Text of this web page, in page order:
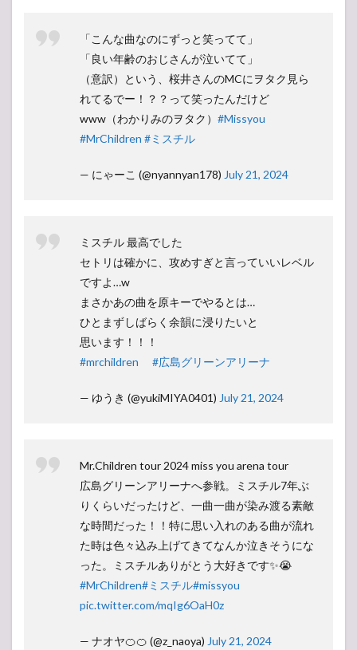
「こんな曲なのにずっと笑ってて」
「良い年齢のおじさんが泣いてて」
（意訳）という、桜井さんのMCにヲタク見ら
れてるでー！？？って笑ったんだけど
www（わかりみのヲタク） #Missyou
#MrChildren #ミスチル
— にゃーこ (@nyannyan178) July 21, 2024
ミスチル 最高でした
セトリは確かに、攻めすぎと言っていいレベル
ですよ…w
まさかあの曲を原キーでやるとは…
ひとまずしばらく余韻に浸りたいと
思います！！！
#mrchildren
#広島グリーンアリーナ
— ゆうき (@yukiMIYA0401) July 21, 2024
Mr.Children tour 2024 miss you arena tour
広島グリーンアリーナへ参戦。ミスチル7年ぶ
りくらいだったけど、一曲一曲が染み渡る素敵
な時間だった！！特に思い入れのある曲が流れ
た時は色々込み上げてきてなんか泣きそうにな
った。ミスチルありがとう大好きです✨😭
#MrChildren#ミスチル#missyou
pic.twitter.com/mqIg6OaH0z
— ナオヤ🍊🍊 (@z_naoya) July 21, 2024